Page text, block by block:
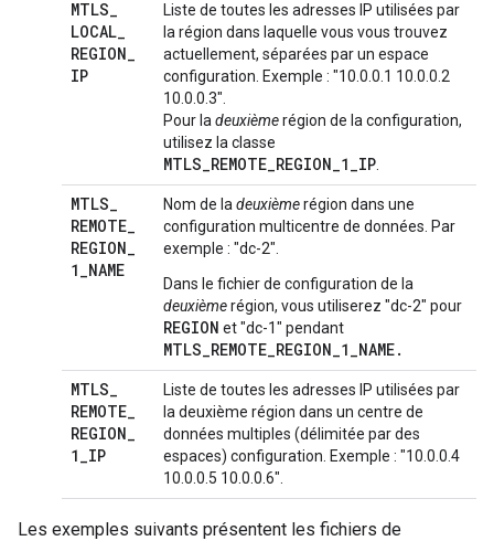
MTLS_
LOCAL_
REGION_
IP
Liste de toutes les adresses IP utilisées par
la région dans laquelle vous vous trouvez
actuellement, séparées par un espace
configuration. Exemple : "10.0.0.1 10.0.0.2
10.0.0.3".
Pour la deuxièmerégion de la configuration,
utilisez la classe
MTLS_REMOTE_REGION_1_IP
MTLS_
REMOTE_
REGION_
1_NAME
Nom de la deuxièmerégion dans une
configuration multicentre de données. Par
exemple : "dc-2".
Dans le fichier de configuration de la
deuxièmerégion, vous utiliserez "dc-2" pour
REGION et "dc-1" pendant
MTLS_REMOTE_REGION_1_NAME.
MTLS_
REMOTE_
REGION_
1_IP
Liste de toutes les adresses IP utilisées par
la deuxième région dans un centre de
données multiples (délimitée par des
espaces) configuration. Exemple : "10.0.0.4
10.0.0.5 10.0.0.6".
Les exemples suivants présentent les fichiers de